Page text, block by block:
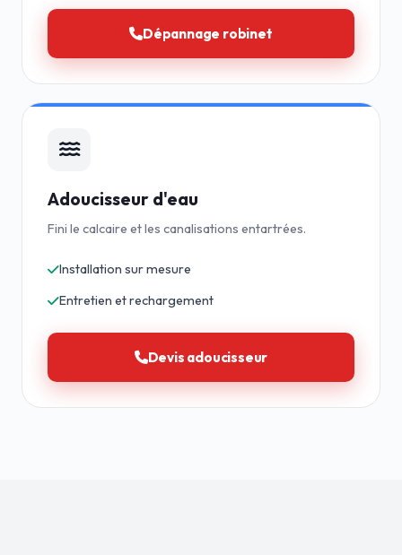
Dépannage robinet
Adoucisseur d'eau
Fini le calcaire et les canalisations entartrées.
Installation sur mesure
Entretien et rechargement
Devis adoucisseur